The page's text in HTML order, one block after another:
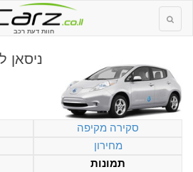
חוות דעת רכב
סקירה מקיפה
מחירון
תמונות